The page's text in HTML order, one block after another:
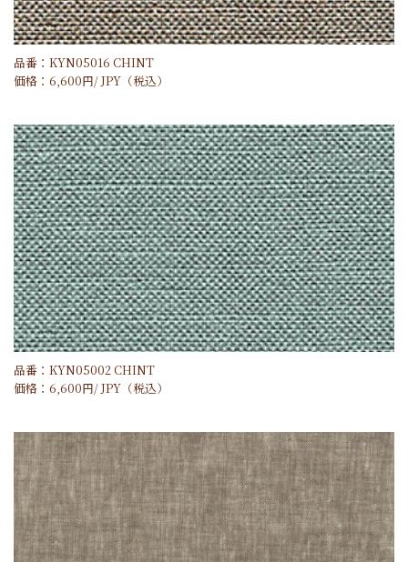
品番：KYN05016 CHINT
価格： 6,600円/JPY （税込）
品番：KYN05002 CHINT
価格： 6,600円/JPY （税込）